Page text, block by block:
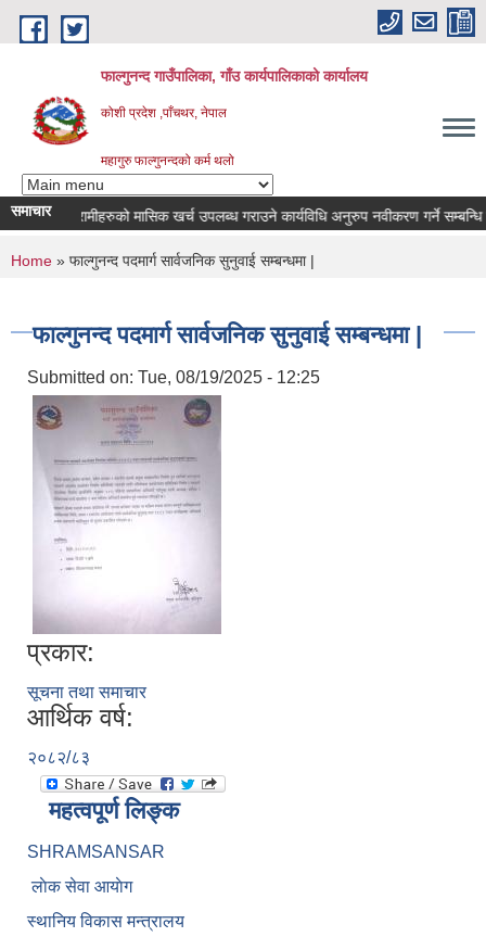
Skip to main content
फाल्गुनन्द गाउँपालिका, गाँउ कार्यपालिकाको कार्यालय
कोशी प्रदेश ,पाँचथर, नेपाल
महागुरु फाल्गुनन्दको कर्म थलो
समाचार
रोगका विरामीहरुको मासिक खर्च उपलब्ध गराउने कार्यविधि अनुरुप नवीकरण गर्ने सम्बन्धि
You are here
Home » फाल्गुनन्द पदमार्ग सार्वजनिक सुनुवाई सम्बन्धमा |
फाल्गुनन्द पदमार्ग सार्वजनिक सुनुवाई सम्बन्धमा |
Submitted on: Tue, 08/19/2025 - 12:25
प्रकार:
सूचना तथा समाचार
आर्थिक वर्ष:
२०८२/८३
महत्वपूर्ण लिङ्क
SHRAMSANSAR
लाेक सेवा आयाेग
स्थानिय विकास मन्त्रालय